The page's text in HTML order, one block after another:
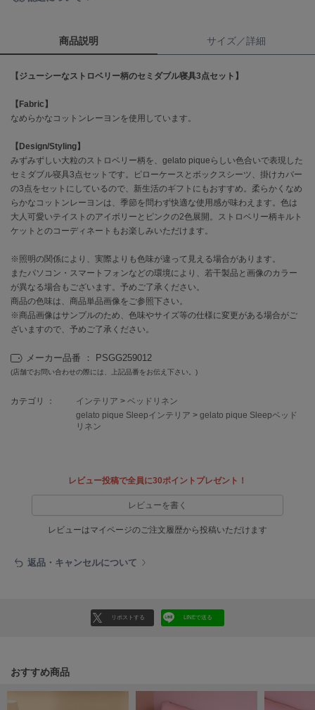
カルバン・クライン
セルフォード
célon
セロン
Clarks Premium
クラークス
CODE A
コードエー
COLE HAAN
CONVERSE
コンバース
DANSKIN
EIMY ISTOIRE
エイミー イストワール
emmi yoga
ETRÉ TOKYO
エトレトウキョウ
フィラ
FRAY I.D
商品説明 サイズ／詳細
【ジューシーなストロベリー柄のセミダブル寝具3点セット】
【Fabric】
なめらかなコットンレーヨンを使用しています。
【Design/Styling】
みずみずしい大粒のストロベリー柄を、gelato piqueらしい色合いで表現した
セミダブル寝具3点セットです。ピローケースとボックスシーツ、掛けカバー
の3点をセットにしているので、新生活のギフトにもおすすめ。柔らかくなめ
らかなコットンレーヨンは、季節を問わず快適な使用感が味わえます。色は
大人可愛いテイストのアイボリーとピンクの2色展開。ストロベリー柄キルト
ケットとのコーディネートもお楽しみいただけます。
※照明の関係により、実際よりも色味が違って見える場合があります。
またパソコン・スマートフォンなどの環境により、若干製品と画像のカラー
が異なる場合もございます。予めご了承ください。
商品の色味は、商品単品画像をご参照下さい。
※商品画像はサンプルのため、色味やサイズ等の仕様に変更がある場合がご
ざいますので、予めご了承ください。
メーカー品番 ： PSGG259012
(店舗でお問い合わせの際には、上記品番をお伝え下さい。)
カテゴリ ： インテリア > ベッドリネン
gelato pique Sleepインテリア > gelato pique Sleepベッド
リネン
レビュー投稿で全員に30ポイントプレゼント！
レビューを書く
レビューはマイページのご注文履歴から投稿いただけます
返品・キャンセルについて
リポストする LINEで送る
おすすめ商品